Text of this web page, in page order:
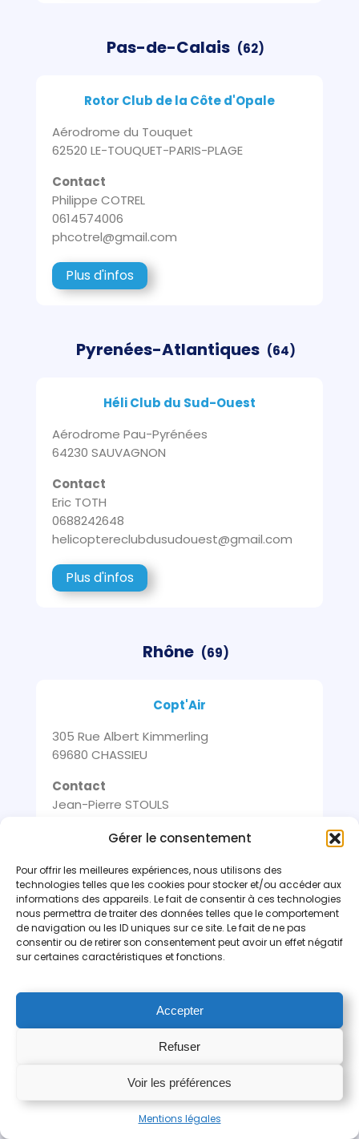
Gérer le consentement
Pour offrir les meilleures expériences, nous utilisons des
technologies telles que les cookies pour stocker et/ou accéder aux
informations des appareils. Le fait de consentir à ces technologies
nous permettra de traiter des données telles que le comportement
de navigation ou les ID uniques sur ce site. Le fait de ne pas
consentir ou de retirer son consentement peut avoir un effet négatif
sur certaines caractéristiques et fonctions.
Accepter
Refuser
Voir les préférences
Mentions légales
Pas-de-Calais (62)
Rotor Club de la Côte d'Opale
Aérodrome du Touquet
62520 LE-TOUQUET-PARIS-PLAGE
Contact
Philippe COTREL
0614574006
phcotrel@gmail.com
Plus d'infos
Pyrenées-Atlantiques (64)
Héli Club du Sud-Ouest
Aérodrome Pau-Pyrénées
64230 SAUVAGNON
Contact
Eric TOTH
0688242648
helicoptereclubdusudouest@gmail.com
Plus d'infos
Rhône (69)
Copt'Air
305 Rue Albert Kimmerling
69680 CHASSIEU
Contact
Jean-Pierre STOULS
contact@coptair.fr
Plus d'infos
Héli Club du Beaujolais
Contact
Gérard FORCHERON
contact@heliclub-beaujolais.com